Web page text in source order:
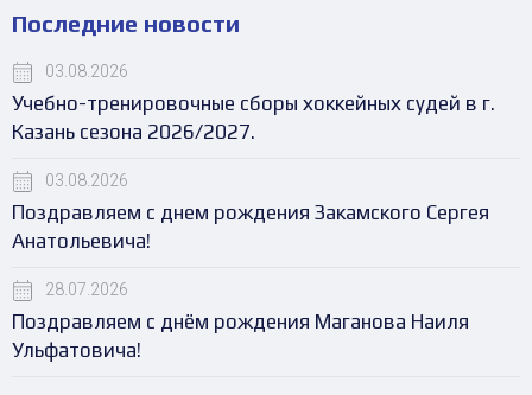
Последние новости
03.08.2026
Учебно-тренировочные сборы хоккейных судей в г.
Казань сезона 2026/2027.
03.08.2026
Поздравляем с днем рождения Закамского Сергея
Анатольевича!
28.07.2026
Поздравляем с днём рождения Маганова Наиля
Ульфатовича!